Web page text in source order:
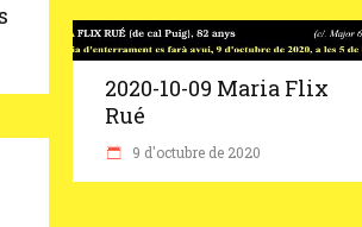
2020-10-09 Maria Flix
Rué
9 d'octubre de 2020